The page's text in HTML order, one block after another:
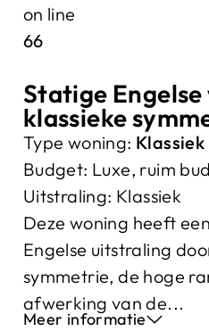
on line
66
Statige
klassieke
Type woning:
Budget: Luxe, ruim
Uitstraling: Klassiek
Deze woning heeft
Engelse uitstraling
symmetrie, de hoge
afwerking van de...
Meer informatie